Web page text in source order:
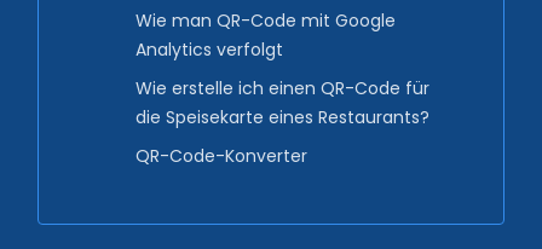
Wie man QR-Code mit Google
Analytics verfolgt
Wie erstelle ich einen QR-Code für
die Speisekarte eines Restaurants?
QR-Code-Konverter